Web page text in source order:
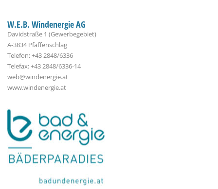
W.E.B. Windenergie AG
Davidstraße 1 (Gewerbegebiet)
A-3834 Pfaffenschlag
Telefon: +43 2848/6336
Telefax: +43 2848/6336-14
web@windenergie.at
www.windenergie.at